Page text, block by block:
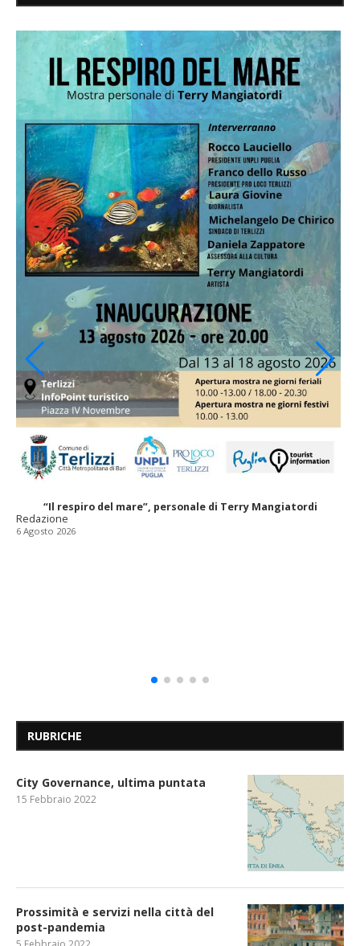
“Il respiro del mare”, personale di Terry Mangiatordi
Redazione
6 Agosto 2026
RUBRICHE
City Governance, ultima puntata
15 Febbraio 2022
Prossimità e servizi nella città del
post-pandemia